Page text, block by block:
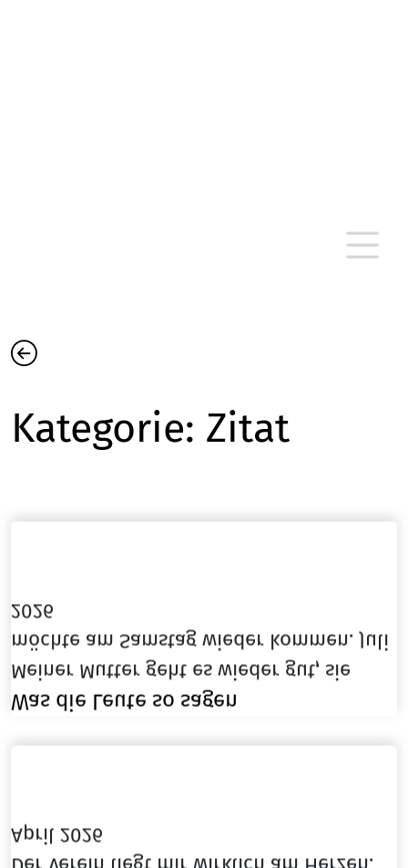
Kategorie: Zitat
Was die Leute so sagen
Meiner Mutter geht es wieder gut, sie
möchte am Samstag wieder kommen. Juli
2026
April 2026